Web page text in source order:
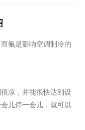
氟是影响空调制冷的
凉，并能很快达到设
儿停一会儿，就可以